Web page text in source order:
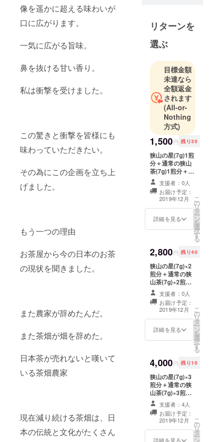
像を遥かに超える味わいが
口に広がります。
一気に広がる旨味。
鼻を抜ける甘い香り。
私は衝撃を受けました。
この驚きと衝撃を皆様にも
味わっていただきたい。
その為にこの企画を立ち上
げました。
もう一つの理由
お茶屋から今の日本のお茶
の現状を聞きました。
また農家が辞めたんだ。
また茶畑が畑を辞めた。
日本茶が売れないと嘆いて
いる茶畑農家
現在減り続ける茶畑は、日
本の伝統と文化がたくさん
リターンを
選ぶ
目標金額
未達なら
全額返金
されます
(All-or-
Nothing
方式)
1,500円 残り30
狭山の星(7g)1煎
分＋通常の狭山
茶(7g)1煎分＋
メッセージカー
ド 賞味期限：約
半年間
支援者：0人
お届け予定：
2019年12月
詳細を見る
こ
の
リ
タ
ー
ン
を
選
択
す
る
2,800円 残り40
狭山の星(7g)×2
煎分＋通常の狭
山茶(7g)×2煎分
＋メッセージ
カード 賞味期
限：約半年間
支援者：0人
お届け予定：
2019年12月
詳細を見る
こ
の
リ
タ
ー
ン
を
選
択
す
る
4,000円 残り10
狭山の星(7g)×3
煎分＋通常の狭
山茶(7g)×3煎分
＋メッセージ
カード 賞味期
限：約半年間
支援者：4人
お届け予定：
2019年12月
詳細を見る
こ
の
リ
タ
ー